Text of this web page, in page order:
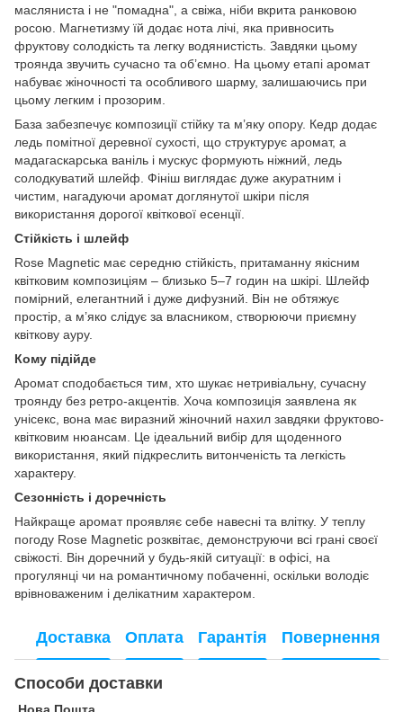
масляниста і не "помадна", а свіжа, ніби вкрита ранковою
росою. Магнетизму їй додає нота лічі, яка привносить
фруктову солодкість та легку водянистість. Завдяки цьому
троянда звучить сучасно та об’ємно. На цьому етапі аромат
набуває жіночності та особливого шарму, залишаючись при
цьому легким і прозорим.
База забезпечує композиції стійку та м’яку опору. Кедр додає
ледь помітної деревної сухості, що структурує аромат, а
мадагаскарська ваніль і мускус формують ніжний, ледь
солодкуватий шлейф. Фініш виглядає дуже акуратним і
чистим, нагадуючи аромат доглянутої шкіри після
використання дорогої квіткової есенції.
Стійкість і шлейф
Rose Magnetic має середню стійкість, притаманну якісним
квітковим композиціям – близько 5–7 годин на шкірі. Шлейф
помірний, елегантний і дуже дифузний. Він не обтяжує
простір, а м’яко слідує за власником, створюючи приємну
квіткову ауру.
Кому підійде
Аромат сподобається тим, хто шукає нетривіальну, сучасну
троянду без ретро-акцентів. Хоча композиція заявлена як
унісекс, вона має виразний жіночний нахил завдяки фруктово-
квітковим нюансам. Це ідеальний вибір для щоденного
використання, який підкреслить витонченість та легкість
характеру.
Сезонність і доречність
Найкраще аромат проявляє себе навесні та влітку. У теплу
погоду Rose Magnetic розквітає, демонструючи всі грані своєї
свіжості. Він доречний у будь-якій ситуації: в офісі, на
прогулянці чи на романтичному побаченні, оскільки володіє
врівноваженим і делікатним характером.
Доставка Оплата Гарантія Повернення
Способи доставки